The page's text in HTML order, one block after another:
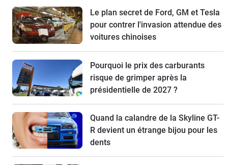
Le plan secret de Ford, GM et Tesla
pour contrer l'invasion attendue des
voitures chinoises
Pourquoi le prix des carburants
risque de grimper après la
présidentielle de 2027 ?
Quand la calandre de la Skyline GT-
R devient un étrange bijou pour les
dents